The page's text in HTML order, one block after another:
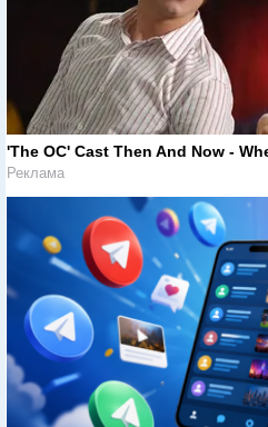
'The OC' Cast Then And Now -
Реклама